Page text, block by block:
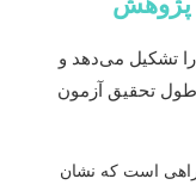
می‌دهد و
آزمون
که نشان